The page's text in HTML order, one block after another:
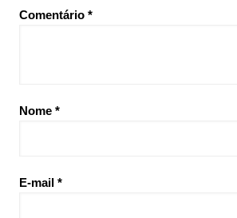
Comentário *
Nome *
E-mail *